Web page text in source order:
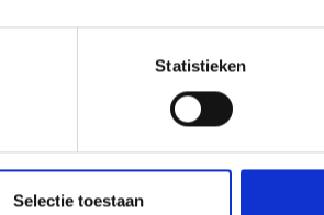
Statistieken
Selectie toestaan
PAR DROPS DESIGN
EUR 48.01